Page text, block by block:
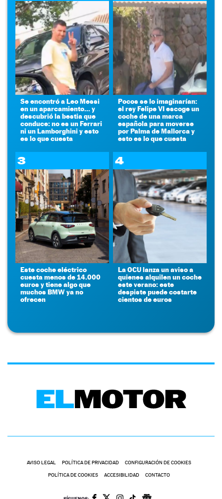
Se encontró a Leo Messi
en un aparcamiento... y
descubrió la bestia que
conduce: no es un Ferrari
ni un Lamborghini y esto
es lo que cuesta
Pocos se lo imaginarían:
el rey Felipe VI escoge un
coche de una marca
española para moverse
por Palma de Mallorca y
esto es lo que cuesta
3
Este coche eléctrico
cuesta menos de 14.000
euros y tiene algo que
muchos BMW ya no
ofrecen
4
La OCU lanza un aviso a
quienes alquilen un coche
este verano: este
despiste puede costarte
cientos de euros
AVISO LEGAL POLÍTICA DE PRIVACIDAD CONFIGURACIÓN DE COOKIES
POLÍTICA DE COOKIES ACCESIBILIDAD CONTACTO